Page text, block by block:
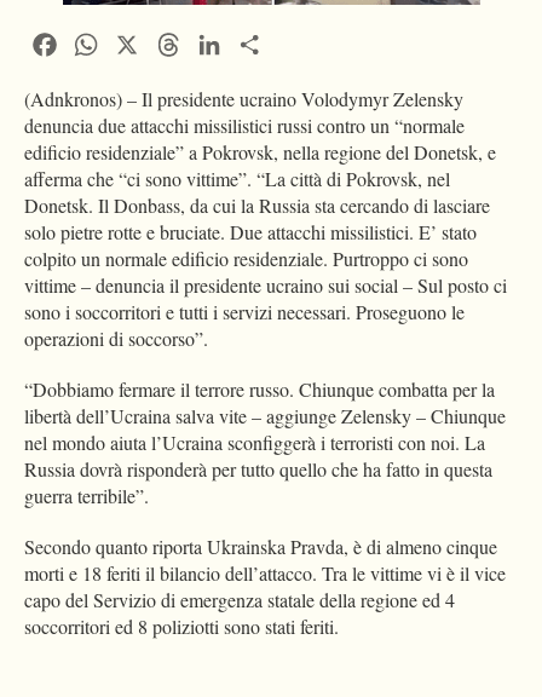
FacebookWhatsApp ThreadsLinkedIn
(Adnkronos) – Il presidente ucraino Volodymyr Zelensky
denuncia due attacchi missilistici russi contro un “normale
edificio residenziale” a Pokrovsk, nella regione del Donetsk, e
afferma che “ci sono vittime”. “La città di Pokrovsk, nel
Donetsk. Il Donbass, da cui la Russia sta cercando di lasciare
solo pietre rotte e bruciate. Due attacchi missilistici. E’ stato
colpito un normale edificio residenziale. Purtroppo ci sono
vittime – denuncia il presidente ucraino sui social – Sul posto ci
sono i soccorritori e tutti i servizi necessari. Proseguono le
operazioni di soccorso”.
“Dobbiamo fermare il terrore russo. Chiunque combatta per la
libertà dell’Ucraina salva vite – aggiunge Zelensky – Chiunque
nel mondo aiuta l’Ucraina sconfiggerà i terroristi con noi. La
Russia dovrà risponderà per tutto quello che ha fatto in questa
guerra terribile”.
Secondo quanto riporta Ukrainska Pravda, è di almeno cinque
morti e 18 feriti il bilancio dell’attacco. Tra le vittime vi è il vice
capo del Servizio di emergenza statale della regione ed 4
soccorritori ed 8 poliziotti sono stati feriti.